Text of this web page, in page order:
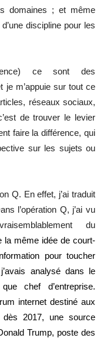
domaines ; et même
discipline pour les
ce sont des
je m’appuie sur tout ce
réseaux sociaux,
de trouver le levier
faire la différence, qui
sur les sujets ou
Q. En effet, j’ai traduit
l’opération Q, j’ai vu
du
la même idée de court-
pour toucher
analysé dans le
chef d’entreprise.
internet destiné aux
2017, une source
Trump, poste des